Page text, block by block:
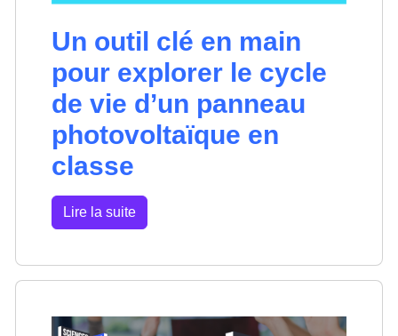
Un outil clé en main
pour explorer le cycle
de vie d’un panneau
photovoltaïque en
classe
Lire la suite